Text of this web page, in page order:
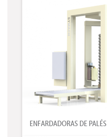
ENFARDADORAS DE PALÉS